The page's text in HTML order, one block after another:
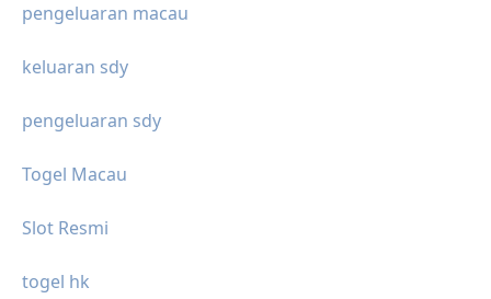
pengeluaran macau
keluaran sdy
pengeluaran sdy
Togel Macau
Slot Resmi
togel hk